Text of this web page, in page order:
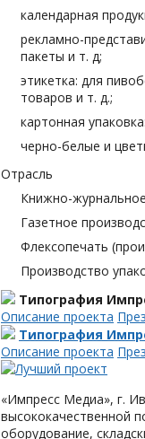
календарная
рекламно-
пакеты и т. д;
этикетка: для
товаров и т. д.;
картонная
черно-белые и
Отрасль
Книжно-
Газетное
Флексопечать
Производство
Типография
Описание проекта
Типография
Описание проекта
«Импресс Медиа», г.
высококачественной
оборудование,